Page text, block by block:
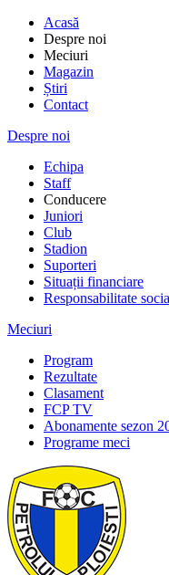
Acasă
Despre noi
Meciuri
Magazin
Știri
Contact
Despre noi
Echipa
Staff
Conducere
Juniori
Club
Stadion
Suporteri
Situații financiare
Responsabilitate
Meciuri
Program
Rezultate
Clasament
FCP TV
Abonamente sezon
Programe meci